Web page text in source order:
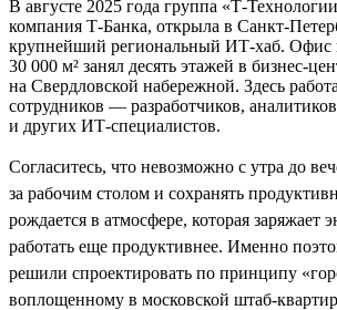
В августе 2025 года группа «Т-
компания Т-Банка, открыла в Санкт-
крупнейший региональный ИТ-хаб.
30 000 м² занял десять этажей в бизнес-
на Свердловской набережной. Здесь
сотрудников — разработчиков,
и других ИТ-специалистов.
Согласитесь, что невозможно с утра до
за рабочим столом и сохранять
рождается в атмосфере, которая заряжает
работать еще продуктивнее. Именно
решили спроектировать по принципу
воплощенному в московской штаб-